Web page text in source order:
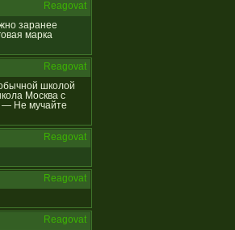
Reagovat
заранее
марка
Reagovat
школой
Москва с
— Не мучайте
Reagovat
Reagovat
Reagovat